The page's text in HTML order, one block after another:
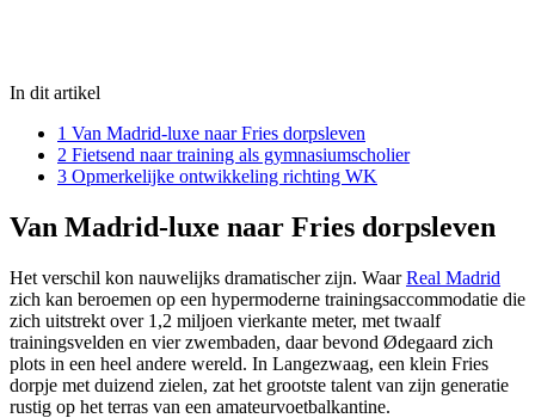
In dit artikel
1 Van Madrid-luxe naar Fries dorpsleven
2 Fietsend naar training als gymnasiumscholier
3 Opmerkelijke ontwikkeling richting WK
Van Madrid-luxe naar Fries dorpsleven
Het verschil kon nauwelijks dramatischer zijn. WaarReal Madrid
zich kan beroemen op een hypermoderne trainingsaccommodatie die
zich uitstrekt over 1,2 miljoen vierkante meter, met twaalf
trainingsvelden en vier zwembaden, daar bevond Ødegaard zich
plots in een heel andere wereld. In Langezwaag, een klein Fries
dorpje met duizend zielen, zat het grootste talent van zijn generatie
rustig op het terras van een amateurvoetbalkantine.